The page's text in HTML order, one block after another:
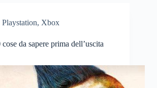
Playstation, Xbox
da sapere prima dell’uscita